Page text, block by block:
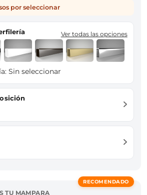
por seleccionar
Ver todas las opciones
Sin seleccionar
RECOMENDADO
TU MAMPARA